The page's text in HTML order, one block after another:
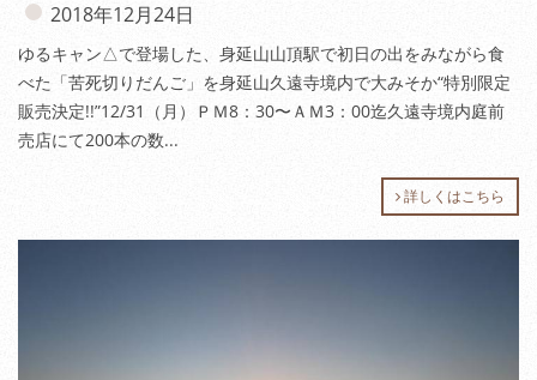
2018年12月24日
ゆるキャン△で登場した、身延山山頂駅で初日の出をみながら食
べた「苦死切りだんご」を身延山久遠寺境内で大みそか“特別限定
販売決定!!”12/31（月）ＰＭ8：30〜ＡＭ3：00迄久遠寺境内庭前
売店にて200本の数...
詳しくはこちら